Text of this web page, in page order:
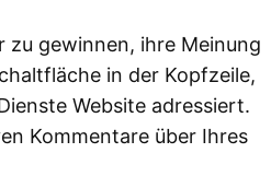
zu gewinnen, ihre Meinung
in der Kopfzeile,
Website adressiert.
Kommentare über Ihres